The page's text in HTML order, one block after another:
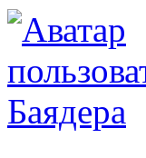
Баядера